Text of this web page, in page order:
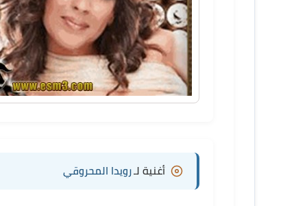
أغنية لـرويدا المحروقي